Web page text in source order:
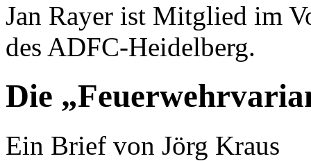
Jan Rayer ist Mitglied im
des ADFC-Heidelberg.
Die
Ein Brief von Jörg Kraus